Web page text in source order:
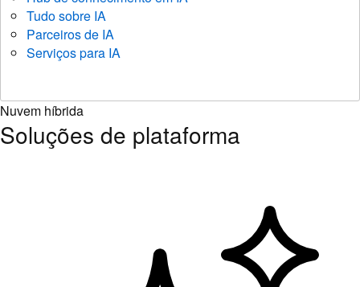
Tudo sobre IA
Parceiros de IA
Serviços para IA
Nuvem híbrida
Soluções de plataforma